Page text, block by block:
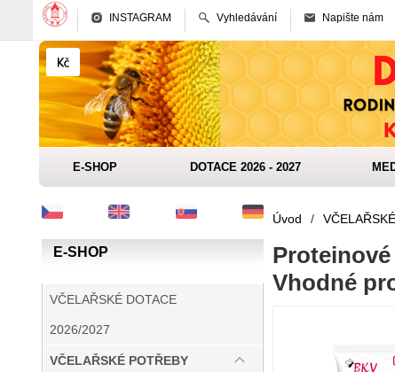
INSTAGRAM Vyhledávání Napište nám
E-SHOP DOTACE 2026 - 2027
E-SHOP
VČELAŘSKÉ DOTACE
2026/2027
VČELAŘSKÉ POTŘEBY
Úvod /
Vhodné